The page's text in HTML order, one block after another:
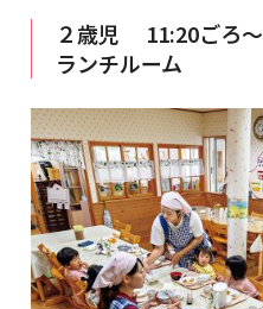
２歳児 11:20ごろ～
ランチルーム